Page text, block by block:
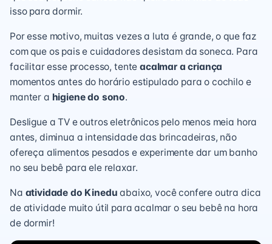
isso para dormir.
Por esse motivo, muitas vezes a luta é grande, o que faz
com que os pais e cuidadores desistam da soneca. Para
facilitar esse processo, tenteacalmar a criança
momentos antes do horário estipulado para o cochilo e
manter a higiene do sono.
Desligue a TV e outros eletrônicos pelo menos meia hora
antes, diminua a intensidade das brincadeiras, não
ofereça alimentos pesados e experimente dar um banho
no seu bebê para ele relaxar.
Na atividade do Kinedu abaixo, você confere outra dica
de atividade muito útil para acalmar o seu bebê na hora
de dormir!